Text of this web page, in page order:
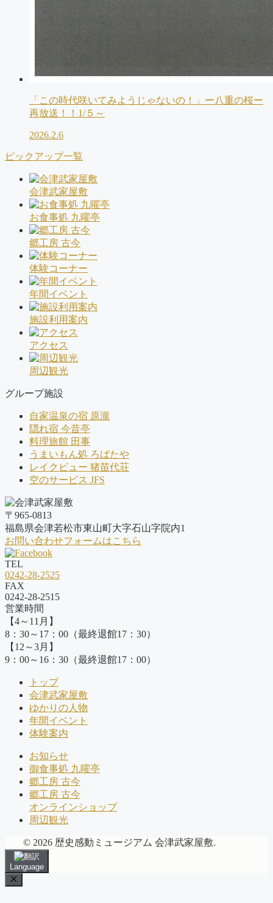
「この時代咲いてみようじゃないの！」ー八重の桜ー
再放送！！1/５～
2026.2.6
ピックアップ一覧
会津武家屋敷
お食事処 九曜亭
郷工房 古今
体験コーナー
年間イベント
施設利用案内
アクセス
周辺観光
グループ施設
自家温泉の宿 原瀧
隠れ宿 今昔亭
料理旅館 田事
うまいもん処 ろばたや
レイクビュー 猪苗代荘
空のサービス JFS
〒965-0813
福島県会津若松市東山町大字石山字院内1
お問い合わせフォームはこちら
TEL
0242-28-2525
FAX
0242-28-2515
営業時間
【4～11月】
8：30～17：00（最終退館17：30）
【12～3月】
9：00～16：30（最終退館17：00）
トップ
会津武家屋敷
ゆかりの人物
年間イベント
体験案内
お知らせ
御食事処 九曜亭
郷工房 古今
郷工房 古今
オンラインショップ
周辺観光
© 2026 歴史感動ミュージアム 会津武家屋敷.
Language
Close